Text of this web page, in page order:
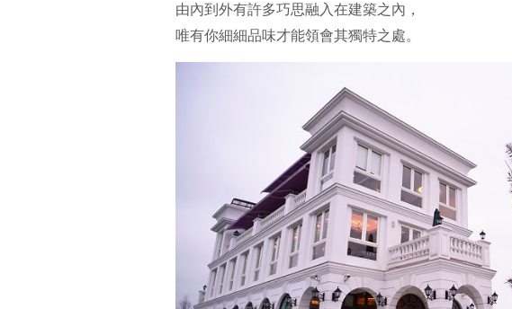
由內到外有許多巧思融入在建築之內，
唯有你細細品味才能領會其獨特之處。